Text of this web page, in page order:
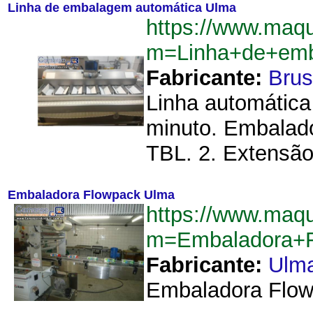
Linha de embalagem automática Ulma
https://
Fabricante:
Linha
minuto.
TBL. 2.
Embaladora Flowpack Ulma
https://
Fabricante:
Embaladora